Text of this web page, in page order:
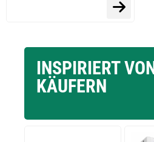
INSPIRIERT
KÄUFERN